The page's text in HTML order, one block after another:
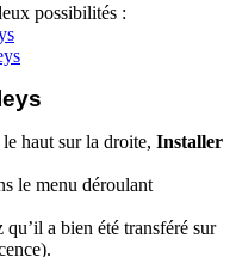
possibilités :
haut sur la droite, Installer
le menu déroulant
a bien été transféré sur